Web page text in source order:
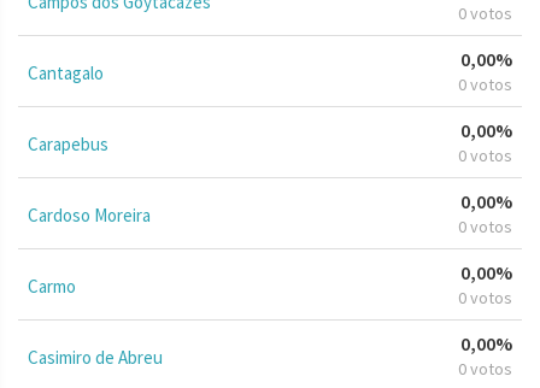
0 votos
Cantagalo
0,00%
0 votos
Carapebus
0,00%
0 votos
Cardoso Moreira
0,00%
0 votos
Carmo
0,00%
0 votos
Casimiro de Abreu
0,00%
0 votos